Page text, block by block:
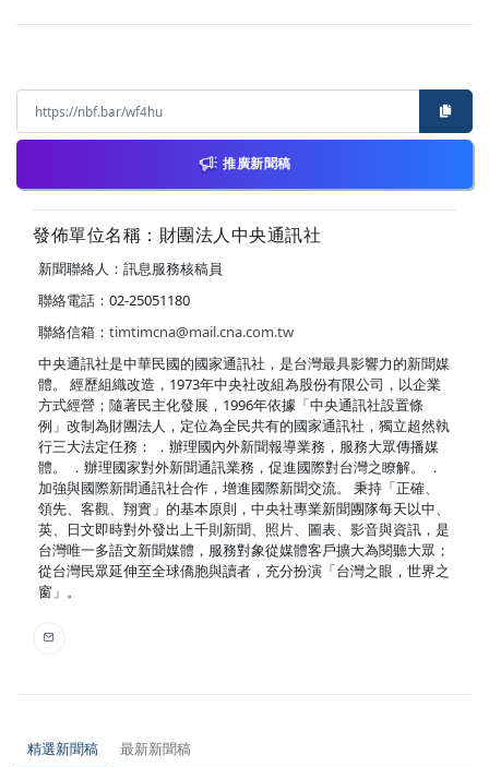
推廣新聞稿
發佈單位名稱：財團法人中央通訊社
新聞聯絡人：訊息服務核稿員
聯絡電話：02-25051180
聯絡信箱： timtimcna@mail.cna.com.tw
中央通訊社是中華民國的國家通訊社，是台灣最具影響力的新聞媒
體。 經歷組織改造，1973年中央社改組為股份有限公司，以企業
方式經營；隨著民主化發展，1996年依據「中央通訊社設置條
例」改制為財團法人，定位為全民共有的國家通訊社，獨立超然執
行三大法定任務： ．辦理國內外新聞報導業務，服務大眾傳播媒
體。 ．辦理國家對外新聞通訊業務，促進國際對台灣之瞭解。 ．
加強與國際新聞通訊社合作，增進國際新聞交流。 秉持「正確、
領先、客觀、翔實」的基本原則，中央社專業新聞團隊每天以中、
英、日文即時對外發出上千則新聞、照片、圖表、影音與資訊，是
台灣唯一多語文新聞媒體，服務對象從媒體客戶擴大為閱聽大眾；
從台灣民眾延伸至全球僑胞與讀者，充分扮演「台灣之眼，世界之
窗」。
精選新聞稿 最新新聞稿